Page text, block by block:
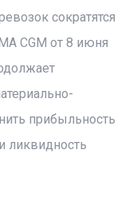
сократятся
CGM от 8 июня
прибыльность
ликвидность